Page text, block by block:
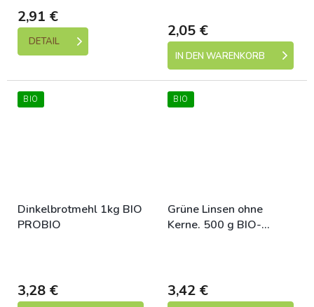
2,91 €
DETAIL
2,05 €
IN DEN WARENKORB
BIO
Dinkelbrotmehl 1kg BIO
PROBIO
3,28 €
BIO
Grüne Linsen ohne
Kerne. 500 g BIO-
3,42 €